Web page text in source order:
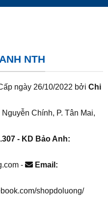
NTH
ngày 26/10/2022 bởi Chi
Chính, P. Tân Mai,
- KD Bảo Anh:
-
Email:
shopdoluong/